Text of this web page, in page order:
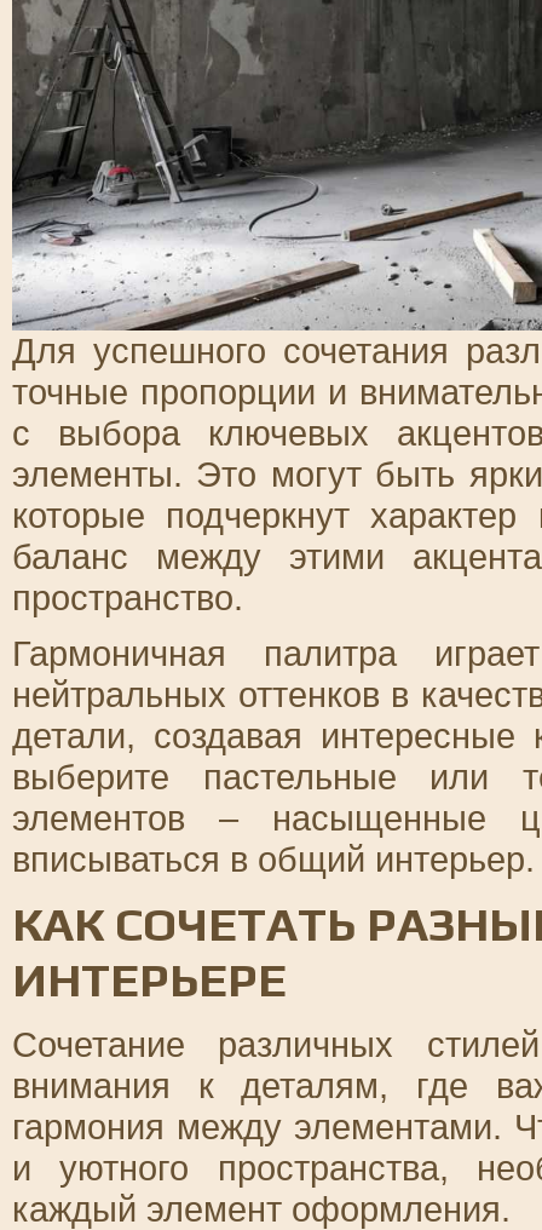
Для успешного сочетания
точные пропорции и
с выбора ключевых
элементы. Это могут быть
которые подчеркнут
баланс между этими
пространство.
Гармоничная палитра
нейтральных оттенков в
детали, создавая
выберите пастельные или
элементов – насыщенные
вписываться в общий интерьер.
КАК СОЧЕТАТЬ
ИНТЕРЬЕРЕ
Сочетание различных
внимания к деталям, где
гармония между элементами.
и уютного пространства,
каждый элемент оформления.